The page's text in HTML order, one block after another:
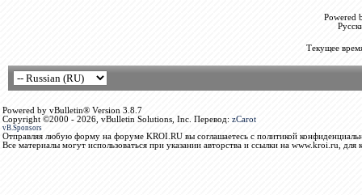
Powered
Текущее
Powered by vBulletin® Version 3.8.7
Copyright ©2000 - 2026, vBulletin Solutions, Inc. Перевод: zCarot
vB.Sponsors
Отправляя любую форму на форуме KROI.RU вы соглашаетесь с политикой
Все материалы могут использоваться при указании авторства и ссылки на www.kroi.ru, для